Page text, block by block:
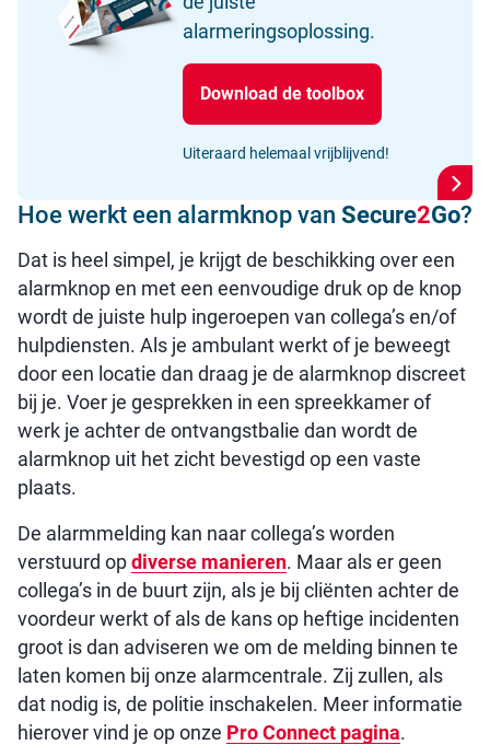
alarmeringsoplossing.
Download de toolbox
Uiteraard helemaal vrijblijvend!
Hoe werkt een alarmknop van Secure2Go?
Dat is heel simpel, je krijgt de beschikking over een
alarmknop en met een eenvoudige druk op de knop
wordt de juiste hulp ingeroepen van collega’s en/of
hulpdiensten. Als je ambulant werkt of je beweegt
door een locatie dan draag je de alarmknop discreet
bij je. Voer je gesprekken in een spreekkamer of
werk je achter de ontvangstbalie dan wordt de
alarmknop uit het zicht bevestigd op een vaste
plaats.
De alarmmelding kan naar collega’s worden
verstuurd opdiverse manieren. Maar als er geen
collega’s in de buurt zijn, als je bij cliënten achter de
voordeur werkt of als de kans op heftige incidenten
groot is dan adviseren we om de melding binnen te
laten komen bij onze alarmcentrale. Zij zullen, als
dat nodig is, de politie inschakelen. Meer informatie
hierover vind je op onze Pro Connect pagina.